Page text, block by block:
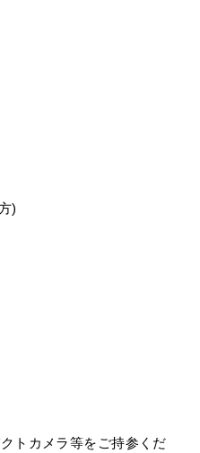
)
トカメラ等をご持参くだ